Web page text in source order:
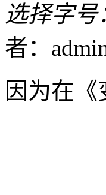
选择字号
者：
因为在《